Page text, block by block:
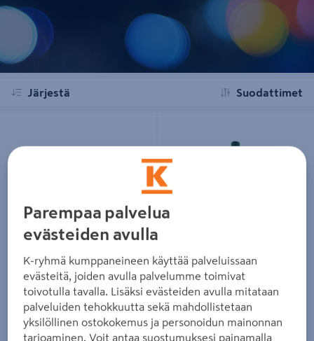
Järjestä Suodattimet
Kesälasinpesuaine Shiny
2,45€/kpl
2,45 €/ kpl
0,82€/l
0,82 €/ l
Lue lisää
4,95€/kpl
4,95 €/ kpl
4,95€/l
4,95 € / l
Lue lisää
Parempaa palvelua
evästeiden avulla
K-ryhmä kumppaneineen käyttää palveluissaan
evästeitä, joiden avulla palvelumme toimivat
toivotulla tavalla. Lisäksi evästeiden avulla mitataan
palveluiden tehokkuutta sekä mahdollistetaan
yksilöllinen ostokokemus ja personoidun mainonnan
tarjoaminen. Voit antaa suostumuksesi painamalla